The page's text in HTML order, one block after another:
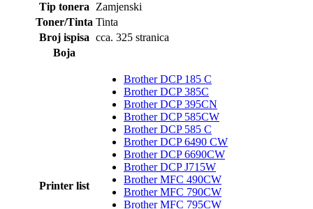
Tip tonera
Zamjenski
Toner/Tinta Tinta
Broj ispisa cca. 325 stranica
Boja
Printer list
Brother DCP 185 C
Brother DCP 385C
Brother DCP 395CN
Brother DCP 585CW
Brother DCP 585 C
Brother DCP 6490 CW
Brother DCP 6690CW
Brother DCP J715W
Brother MFC 490CW
Brother MFC 790CW
Brother MFC 795CW